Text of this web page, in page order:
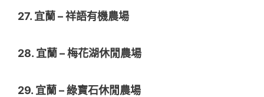
27. 宜蘭 – 祥語有機農場
28. 宜蘭 – 梅花湖休閒農場
29. 宜蘭 – 綠寶石休閒農場